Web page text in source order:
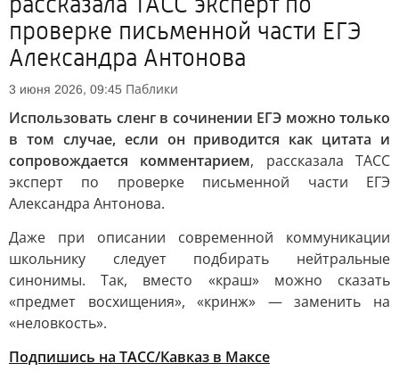
проверке письменной части ЕГЭ
Александра Антонова
3 июня 2026, 09:45 Паблики
Использовать сленг в сочинении ЕГЭ можно только
в том случае, если он приводится как цитата и
сопровождается комментарием, рассказала ТАСС
эксперт по проверке письменной части ЕГЭ
Александра Антонова.
Даже при описании современной коммуникации
школьнику следует подбирать нейтральные
синонимы. Так, вместо «краш» можно сказать
«предмет восхищения», «кринж» — заменить на
«неловкость».
Подпишись на ТАСС/Кавказ в Максе